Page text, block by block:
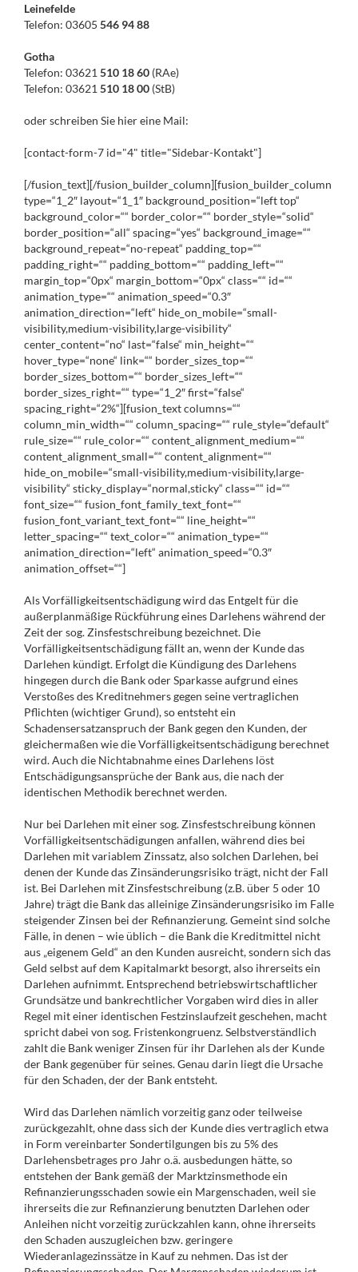
Leinefelde
Telefon: 03605 546 94 88
Gotha
Telefon: 03621 510 18 60 (RAe)
Telefon: 03621 510 18 00 (StB)
oder schreiben Sie hier eine Mail:
[contact-form-7 id="4" title="Sidebar-Kontakt"]
[/fusion_text][/fusion_builder_column][fusion_builder_column
type=“1_2″ layout=“1_1″ background_position=“left top“
background_color=““ border_color=““ border_style=“solid“
border_position=“all“ spacing=“yes“ background_image=““
background_repeat=“no-repeat“ padding_top=““
padding_right=““ padding_bottom=““ padding_left=““
margin_top=“0px“ margin_bottom=“0px“ class=““ id=““
animation_type=““ animation_speed=“0.3″
animation_direction=“left“ hide_on_mobile=“small-
visibility,medium-visibility,large-visibility“
center_content=“no“ last=“false“ min_height=““
hover_type=“none“ link=““ border_sizes_top=““
border_sizes_bottom=““ border_sizes_left=““
border_sizes_right=““ type=“1_2″ first=“false“
spacing_right=“2%“][fusion_text columns=““
column_min_width=““ column_spacing=““ rule_style=“default“
rule_size=““ rule_color=““ content_alignment_medium=““
content_alignment_small=““ content_alignment=““
hide_on_mobile=“small-visibility,medium-visibility,large-
visibility“ sticky_display=“normal,sticky“ class=““ id=““
font_size=““ fusion_font_family_text_font=““
fusion_font_variant_text_font=““ line_height=““
letter_spacing=““ text_color=““ animation_type=““
animation_direction=“left“ animation_speed=“0.3″
animation_offset=““]
Als Vorfälligkeitsentschädigung wird das Entgelt für die
außerplanmäßige Rückführung eines Darlehens während der
Zeit der sog. Zinsfestschreibung bezeichnet. Die
Vorfälligkeitsentschädigung fällt an, wenn der Kunde das
Darlehen kündigt. Erfolgt die Kündigung des Darlehens
hingegen durch die Bank oder Sparkasse aufgrund eines
Verstoßes des Kreditnehmers gegen seine vertraglichen
Pflichten (wichtiger Grund), so entsteht ein
Schadensersatzanspruch der Bank gegen den Kunden, der
gleichermaßen wie die Vorfälligkeitsentschädigung berechnet
wird. Auch die Nichtabnahme eines Darlehens löst
Entschädigungsansprüche der Bank aus, die nach der
identischen Methodik berechnet werden.
Nur bei Darlehen mit einer sog. Zinsfestschreibung können
Vorfälligkeitsentschädigungen anfallen, während dies bei
Darlehen mit variablem Zinssatz, also solchen Darlehen, bei
denen der Kunde das Zinsänderungsrisiko trägt, nicht der Fall
ist. Bei Darlehen mit Zinsfestschreibung (z.B. über 5 oder 10
Jahre) trägt die Bank das alleinige Zinsänderungsrisiko im Falle
steigender Zinsen bei der Refinanzierung. Gemeint sind solche
Fälle, in denen – wie üblich – die Bank die Kreditmittel nicht
aus „eigenem Geld“ an den Kunden ausreicht, sondern sich das
Geld selbst auf dem Kapitalmarkt besorgt, also ihrerseits ein
Darlehen aufnimmt. Entsprechend betriebswirtschaftlicher
Grundsätze und bankrechtlicher Vorgaben wird dies in aller
Regel mit einer identischen Festzinslaufzeit geschehen, macht
spricht dabei von sog. Fristenkongruenz. Selbstverständlich
zahlt die Bank weniger Zinsen für ihr Darlehen als der Kunde
der Bank gegenüber für seines. Genau darin liegt die Ursache
für den Schaden, der der Bank entsteht.
Wird das Darlehen nämlich vorzeitig ganz oder teilweise
zurückgezahlt, ohne dass sich der Kunde dies vertraglich etwa
in Form vereinbarter Sondertilgungen bis zu 5% des
Darlehensbetrages pro Jahr o.ä. ausbedungen hätte, so
entstehen der Bank gemäß der Marktzinsmethode ein
Refinanzierungsschaden sowie ein Margenschaden, weil sie
ihrerseits die zur Refinanzierung benutzten Darlehen oder
Anleihen nicht vorzeitig zurückzahlen kann, ohne ihrerseits
den Schaden auszugleichen bzw. geringere
Wiederanlagezinssätze in Kauf zu nehmen. Das ist der